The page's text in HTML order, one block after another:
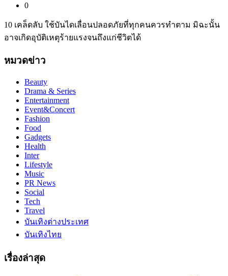
0
10 เคล็ดลับ ใช้บันไดเลื่อนปลอดภัยที่ทุกคนควรทำตาม มิฉะนั้น
อาจเกิดอุบัติเหตุร้ายแรงจนถึงแก่ชีวิตได้
หมวดข่าว
Beauty
Drama & Series
Entertainment
Event&Concert
Fashion
Food
Gadgets
Health
Inter
Lifestyle
Music
PR News
Social
Tech
Travel
บันเทิงต่างประเทศ
บันเทิงไทย
เรื่องล่าสุด